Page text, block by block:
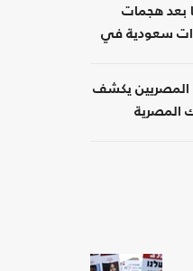
بعد هجمات
سعودية في
المصريين يكشف
المصرية